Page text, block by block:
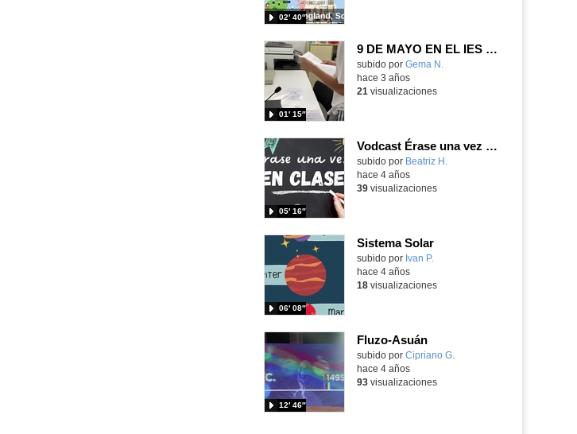
02′ 40″
9 DE MAYO EN EL IES MIGUEL DELIBES
Contenido educativo.
subido por Gema N.
01′ 15″
hace 3 años
21 visualizaciones
Vodcast Érase una vez en clase: Los refranes
Contenido educativo.
subido por Beatriz H.
05′ 16″
hace 4 años
39visualizaciones
Sistema Solar
Contenido educativo.
subido por Ivan P.
06′ 08″
hace 4 años
18visualizaciones
Fluzo-Asuán
Contenido educativo.
subido por Cipriano G.
12′ 46″
hace 4 años
93visualizaciones